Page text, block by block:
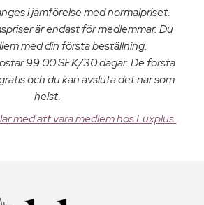
i jämförelse med normalpriset.
är endast för medlemmar. Du
med din första beställning.
99.00 SEK/30 dagar. De första
och du kan avsluta det när som
helst.
med att vara medlem hos Luxplus.